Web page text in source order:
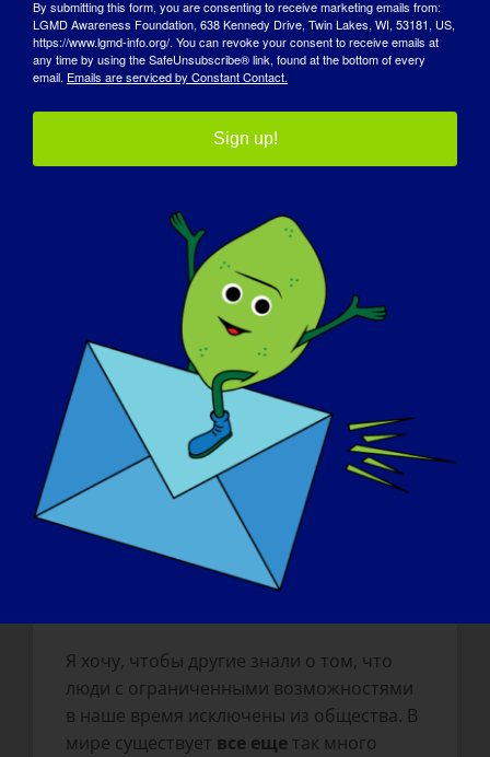
становится невозможной для всех.
Серьезная болезнь или инвалидность
поразит всех нас. Наше культурное
реальность. Потеря "нормальности"
принесла мне много личной боли и
унижения, что побудило меня изучать
жизнестойкость и посттравматический
рост, которые я теперь использую для
консультирования других. Боль
побуждает нас преодолеть такие
сложные эмоции, как грусть и печаль, и
подключиться к таким сильным
чувствам, как сострадание и доброта. По
словам доктора Марка Савицкаса,
обучение "активному освоению того, от
чего я пассивно страдал", придало моей
жизни смысл и цель.
Что вы хотите, чтобы мир узнал о
Я хочу, чтобы другие знали о том, что
люди с ограниченными возможностями
в наше время исключены из общества. В
мире существует все ещетак много
By submitting this form, you are consenting to receive marketing emails from:
LGMD Awareness Foundation, 638 Kennedy Drive, Twin Lakes, WI, 53181, US,
https://www.lgmd-info.org/. You can revoke your consent to receive emails at
any time by using the SafeUnsubscribe® link, found at the bottom of every
email. Emails are serviced by Constant Contact.
Sign up!